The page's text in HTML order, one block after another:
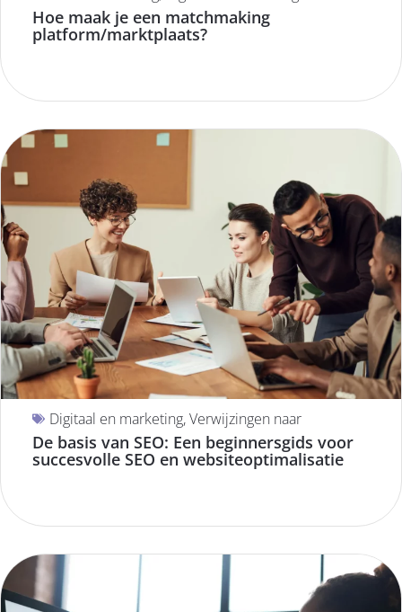
Hoe maak je een matchmaking
platform/marktplaats?
Digitaal en marketing,Verwijzingen naar
De basis van SEO: Een beginnersgids voor
succesvolle SEO en websiteoptimalisatie